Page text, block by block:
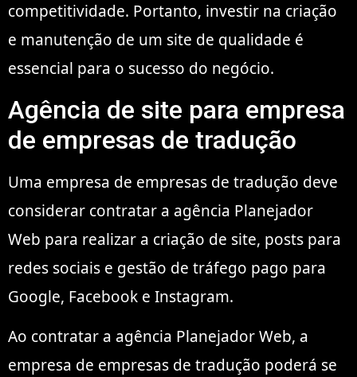
competitividade. Portanto, investir na criação
e manutenção de um site de qualidade é
essencial para o sucesso do negócio.
Agência de site para empresa
de empresas de tradução
Uma empresa de empresas de tradução deve
considerar contratar a agência Planejador
Web para realizar a criação de site, posts para
redes sociais e gestão de tráfego pago para
Google, Facebook e Instagram.
Ao contratar a agência Planejador Web, a
empresa de empresas de tradução poderá se